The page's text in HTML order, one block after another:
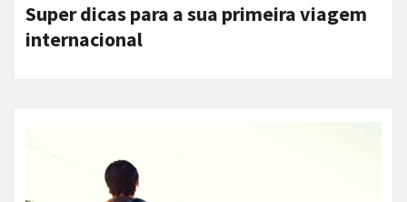
Super dicas para a sua primeira viagem
internacional